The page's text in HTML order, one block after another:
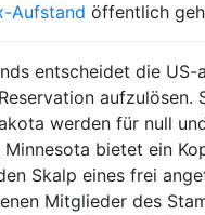
Aufstand öffentlich
entscheidet die US-
aufzulösen.
werden für null
bietet ein
Skalp eines frei
Mitglieder des